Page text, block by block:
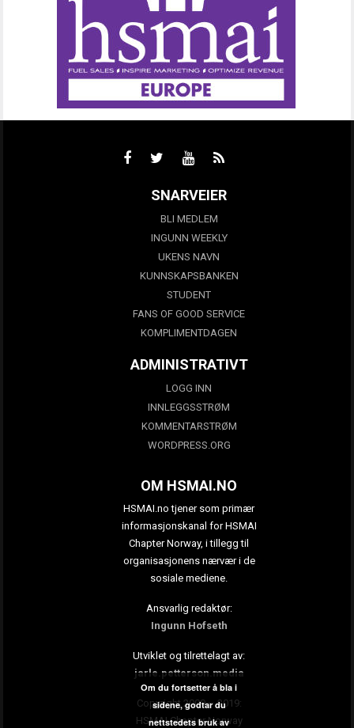
SNARVEIER
BLI MEDLEM
INGUNN WEEKLY
UKENS NAVN
KUNNSKAPSBANKEN
STUDENT
FANS OF GOOD SERVICE
KOMPLIMENTDAGEN
ADMINISTRATIVT
LOGG INN
INNLEGGSSTRØM
KOMMENTARSTRØM
WORDPRESS.ORG
OM HSMAI.NO
HSMAI.no tjener som primær
informasjonskanal for HSMAI
Chapter Norway, i tillegg til
organisasjonens nærvær i de
sosiale mediene.
Ansvarlig redaktør:
Ingunn Hofseth
Utviklet og tilrettelagt av:
jarle.petterson.media
Copyright 2009 – 2019:
HSMAI Chapter Norway
Om du fortsetter å bla i
sidene, godtar du
nettstedets bruk av